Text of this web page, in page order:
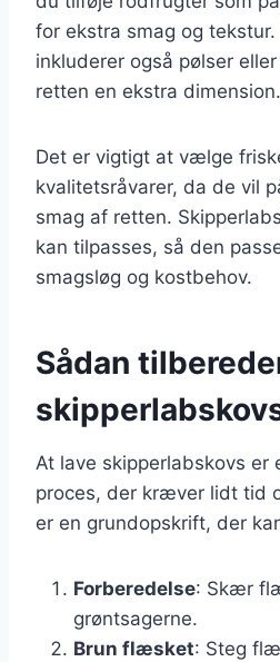
for ekstra smag og
inkluderer også pølser
retten en ekstra dimension.
Det er vigtigt at vælge
kvalitetsråvarer, da de vil
smag af retten.
kan tilpasses, så den
smagsløg og kostbehov.
Sådan
At lave skipperlabskovs er
proces, der kræver lidt tid
er en grundopskrift, der
Forberedelse: Skær
grøntsagerne.
Brun flæsket: Steg